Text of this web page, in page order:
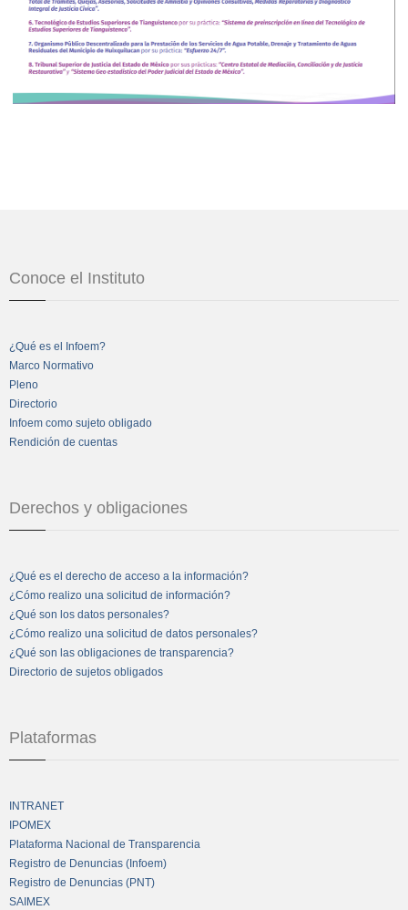
Conoce el Instituto
¿Qué es el Infoem?
Marco Normativo
Pleno
Directorio
Infoem como sujeto obligado
Rendición de cuentas
Derechos y obligaciones
¿Qué es el derecho de acceso a la información?
¿Cómo realizo una solicitud de información?
¿Qué son los datos personales?
¿Cómo realizo una solicitud de datos personales?
¿Qué son las obligaciones de transparencia?
Directorio de sujetos obligados
Plataformas
INTRANET
IPOMEX
Plataforma Nacional de Transparencia
Registro de Denuncias (Infoem)
Registro de Denuncias (PNT)
SAIMEX